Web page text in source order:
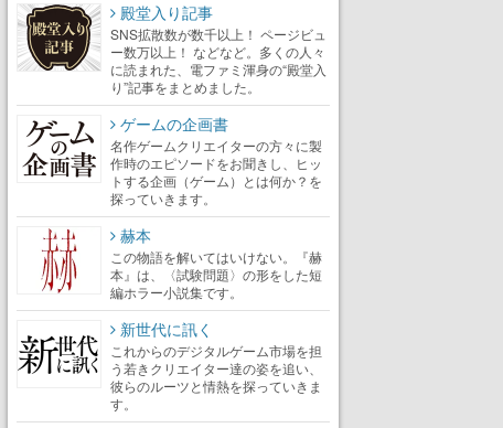
殿堂入り記事
SNS拡散数が数千以上！ ページビュ
ー数万以上！ などなど。多くの人々
に読まれた、電ファミ渾身の“殿堂入
り”記事をまとめました。
ゲームの企画書
名作ゲームクリエイターの方々に製
作時のエピソードをお聞きし、ヒッ
トする企画（ゲーム）とは何か？を
探っていきます。
赫本
この物語を解いてはいけない。『赫
本』は、〈試験問題〉の形をした短
編ホラー小説集です。
新世代に訊く
これからのデジタルゲーム市場を担
う若きクリエイター達の姿を追い、
彼らのルーツと情熱を探っていきま
す。